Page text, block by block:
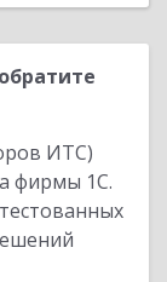
ИТС)
фирмы 1С.